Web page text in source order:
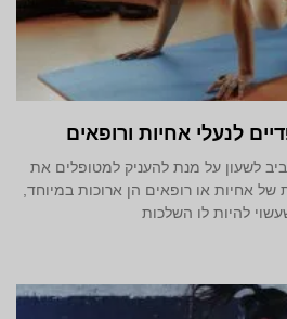
לנעלי אחיות ורופאים
לשעון על מנת להעניק למטופלים את
אחיות או רופאים הן ארוכות במיוחד,
להיות לו השלכות